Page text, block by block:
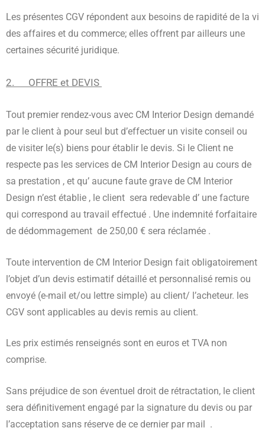
Les présentes CGV répondent aux besoins de rapidité de la vi
des affaires et du commerce; elles offrent par ailleurs une
certaines sécurité juridique.
2. OFFRE et DEVIS
Tout premier rendez-vous avec CM Interior Design demandé
par le client à pour seul but d’effectuer un visite conseil ou
de visiter le(s) biens pour établir le devis. Si le Client ne
respecte pas les services de CM Interior Design au cours de
sa prestation , et qu’ aucune faute grave de CM Interior
Design n’est établie , le client sera redevable d’ une facture
qui correspond au travail effectué . Une indemnité forfaitaire
de dédommagement de 250,00 € sera réclamée .
Toute intervention de CM Interior Design fait obligatoirement
l’objet d’un devis estimatif détaillé et personnalisé remis ou
envoyé (e-mail et/ou lettre simple) au client/ l’acheteur. les
CGV sont applicables au devis remis au client.
Les prix estimés renseignés sont en euros et TVA non
comprise.
Sans préjudice de son éventuel droit de rétractation, le client
sera définitivement engagé par la signature du devis ou par
l’acceptation sans réserve de ce dernier par mail .